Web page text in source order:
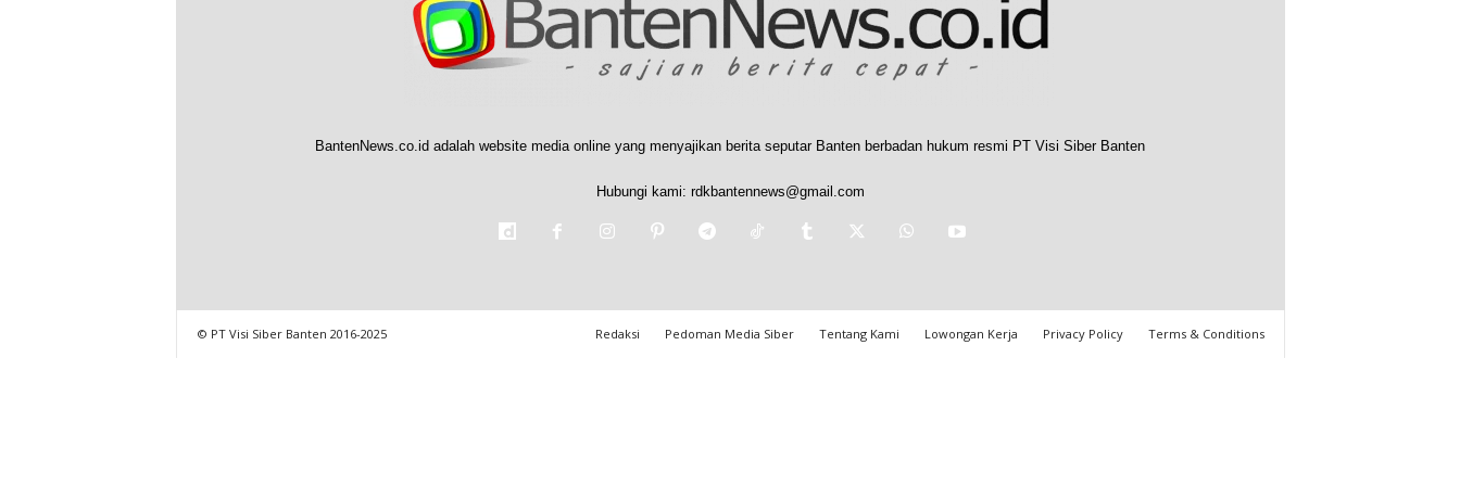
BantenNews.co.id adalah website media online yang menyajikan berita seputar Banten berbadan hukum resmi PT Visi Siber Banten
Hubungi kami: rdkbantennews@gmail.com
Redaksi Pedoman Media Siber Tentang Kami Lowongan Kerja Privacy Policy Terms & Conditions
© PT Visi Siber Banten 2016-2025